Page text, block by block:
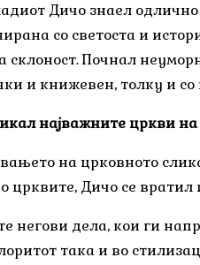
Дичо знаел
со светоста и
Почнал
и книжевен, толку и со
најважните цркви
на црковното
црквите, Дичо се
негови дела, кои ги
така и во